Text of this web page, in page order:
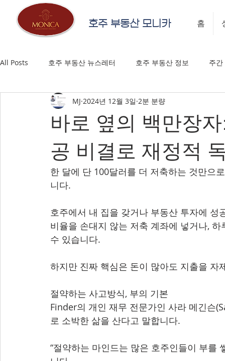
호주 부동산 모니카 홈
All Posts 호주 부동산 뉴스레터 호주 부동산 정보 주
바로 옆의 백만장
공 비결로 재정적
MJ 2024년 12월 3일 2분 분량
한 달에 단 100달러를 더 저축하는 것만으
니다.
호주에서 내 집을 갖거나 부동산 투자에
비율을 손대지 않는 저축 계좌에 넣거나,
수 있습니다.
하지만 진짜 핵심은 돈이 많아도 지출을 자
절약하는 사고방식, 부의 기본
Finder의 개인 재무 전문가인 사라 메긴슨
로 소박한 삶을 산다고 말합니다.
“절약하는 마인드는 많은 호주인들이 부를